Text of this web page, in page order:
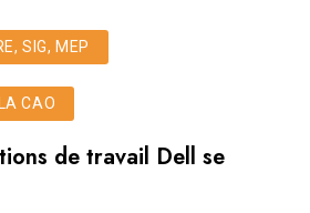
SIG, MEP
CAO
de travail Dell se